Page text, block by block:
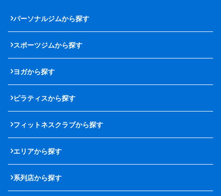
パーソナルジムから探す
スポーツジムから探す
ヨガから探す
ピラティスから探す
フィットネスクラブから探す
エリアから探す
系列店から探す